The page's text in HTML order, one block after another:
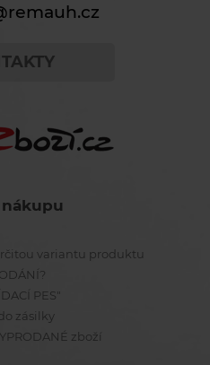
nákupu
variantu produktu
PES"
zásilky
zboží